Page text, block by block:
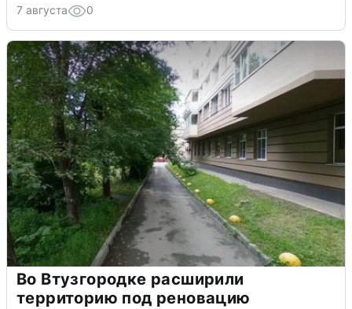
7 августа 0
Во Втузгородке расширили
территорию под реновацию